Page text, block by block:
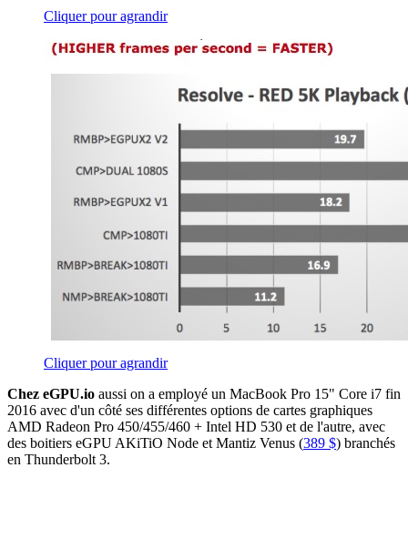
Cliquer pour agrandir
Cliquer pour agrandir
Chez eGPU.io aussi on a employé un MacBook Pro 15" Core i7 fin
2016 avec d'un côté ses différentes options de cartes graphiques
AMD Radeon Pro 450/455/460 + Intel HD 530 et de l'autre, avec
des boitiers eGPU AKiTiO Node et Mantiz Venus (389 $) branchés
en Thunderbolt 3.